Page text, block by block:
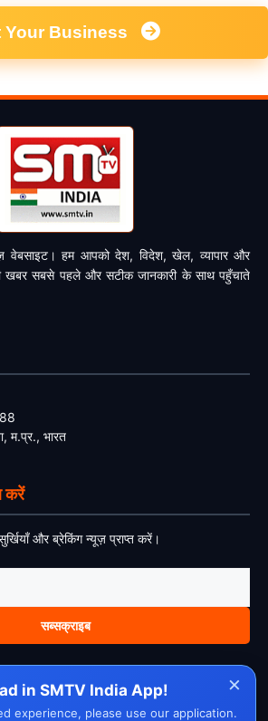
Your Business
वेबसाइट। हम आपको देश, विदेश, खेल, व्यापार और
खबर सबसे पहले और सटीक जानकारी के साथ पहुँचाते
म.प्र., भारत
करें
और ब्रेकिंग न्यूज़ प्राप्त करें।
सब्सक्राइब
×
in SMTV India App!
experience, please use our application.